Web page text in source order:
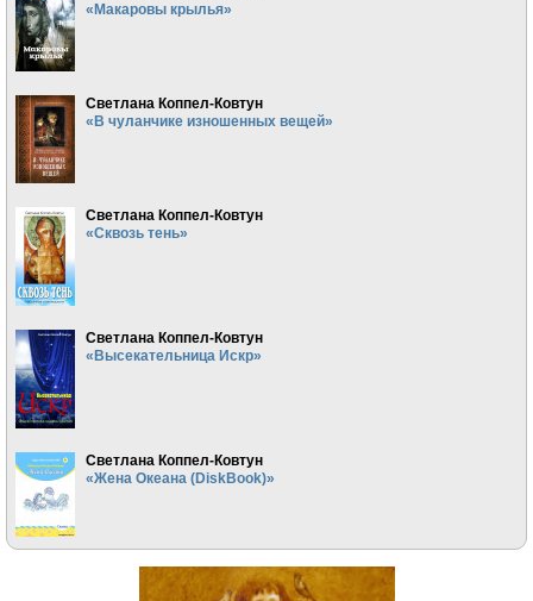
«Макаровы крылья»
Светлана Коппел-Ковтун
«В чуланчике изношенных вещей»
Светлана Коппел-Ковтун
«Сквозь тень»
Светлана Коппел-Ковтун
«Высекательница Искр»
Светлана Коппел-Ковтун
«Жена Океана (DiskBook)»